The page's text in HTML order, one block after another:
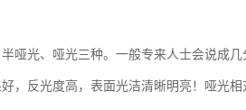
哑光、哑光三种。一般专来人士会说成
，反光度高，表面光洁清晰明亮！哑光